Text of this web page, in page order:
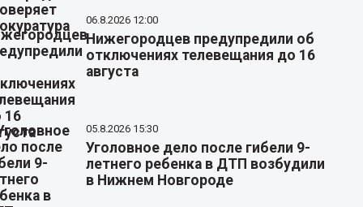
06.8.2026 12:00
Нижегородцев предупредили об
отключениях телевещания до 16
августа
05.8.2026 15:30
Уголовное дело после гибели 9-
летнего ребенка в ДТП возбудили
в Нижнем Новгороде